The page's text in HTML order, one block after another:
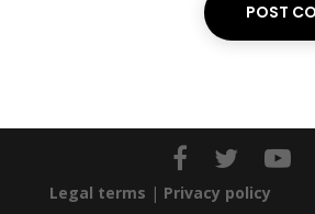
POST
Legal terms | Privacy policy